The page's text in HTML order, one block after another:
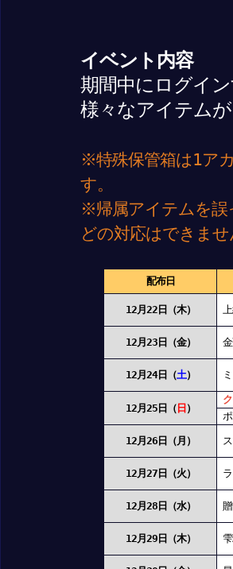
イベント内容
期間中にログイ
様々なアイテムが
※特殊保管箱は1ア
す。
※帰属アイテムを誤
どの対応はできませ
配布日
12月22日（木）
12月23日（金）
12月24日（土）
12月25日（日 ）
12月26日（月）
12月27日（火）
12月28日（水）
12月29日（木）